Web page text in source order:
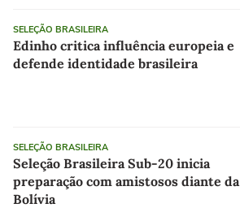
SELEÇÃO BRASILEIRA
Edinho critica influência europeia e
defende identidade brasileira
SELEÇÃO BRASILEIRA
Seleção Brasileira Sub-20 inicia
preparação com amistosos diante da
Bolívia